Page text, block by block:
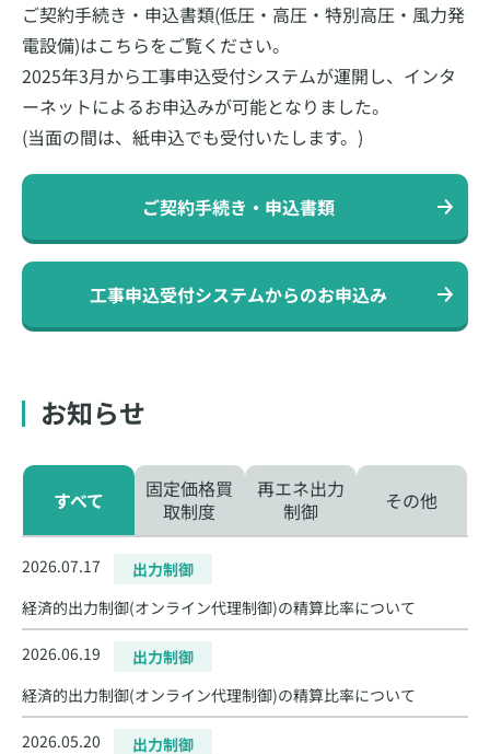
ご契約手続き・申込書類(低圧・高圧・特別高圧・風力発
電設備)はこちらをご覧ください。
2025年3月から工事申込受付システムが運開し、インタ
ーネットによるお申込みが可能となりました。
(当面の間は、紙申込でも受付いたします。)
ご契約手続き・申込書類
工事申込受付システムからのお申込み
お知らせ
すべて
固定価格買
取制度
再エネ出力
制御
その他
2026.07.17
出力制御
経済的出力制御(オンライン代理制御)の精算比率について
2026.06.19
出力制御
経済的出力制御(オンライン代理制御)の精算比率について
2026.05.20
出力制御